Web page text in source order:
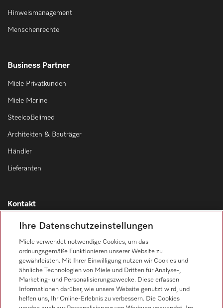
Hinweismanagement
Menschenrechte
Business Partner
Miele Privatkunden
Miele Marine
SteelcoBelimed
Architekten & Bauträger
Händler
Lieferanten
Kontakt
Kontaktübersicht
Vertrieb
0471 666 319
Werkkundendienst
0471 666 319
Ihre Datenschutzeinstellungen
Miele verwendet notwendige Cookies, um das
ordnungsgemäße Funktionieren unserer Website zu
gewährleisten. Mit Ihrer Einwilligung nutzen wir Cookies und
ähnliche Technologien von Miele und Dritten für Analyse-,
Marketing- und Personalisierungszwecke. Diese erfassen
Informationen darüber, wie unsere Website genutzt wird, und
helfen uns, Ihr Online-Erlebnis zu verbessern. Die Cookies